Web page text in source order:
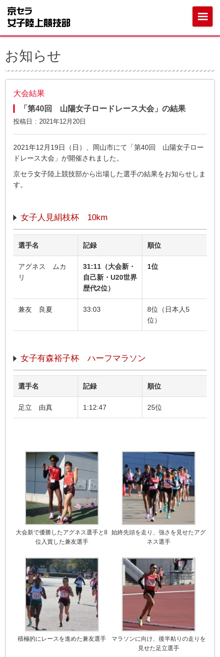
お知らせ
大会結果
「第40回 山陽女子ロードレース大会」の結果
投稿日 2021年12月20日
2021年12月19日（日）、岡山市にて「第40回 山陽女子ロー
ドレース大会」が開催されました。
京セラ女子陸上競技部から出場した選手の結果をお知らせしま
す。
女子人見絹枝杯 10km
選手名 記録 順位
アグネス ムカ
リ
31:11（大会新・
自己新・U20世界
歴代2位）
1位
兼友 良夏 33:03
8位（日本人5
位）
女子有森裕子杯 ハーフマラソン
選手名 記録 順位
足立 由真 1:12:47 25位
大会新で優勝したアグネス選手と8
位入賞した兼友選手
始終先頭を走り、強さを見せたアグ
ネス選手
積極的にレースを進めた兼友選手
マラソンに向け、後半粘りの走りを
見せた足立選手